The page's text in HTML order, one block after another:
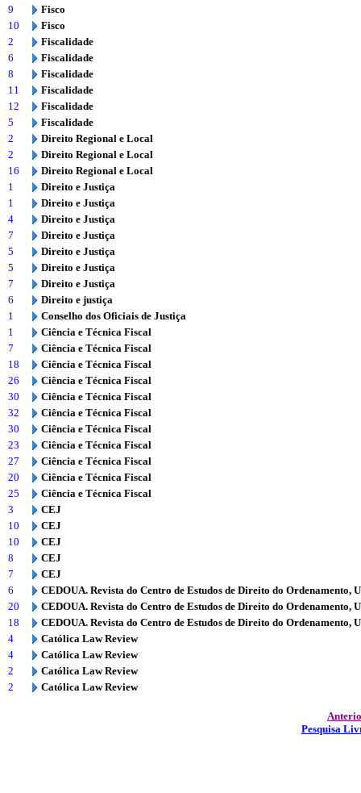
9
Fisco
10
Fisco
2
Fiscalidade
6
Fiscalidade
8
Fiscalidade
11
Fiscalidade
12
Fiscalidade
5
Fiscalidade
2
Direito Regional e Local
2
Direito Regional e Local
16
Direito Regional e Local
1
Direito e Justiça
1
Direito e Justiça
4
Direito e Justiça
7
Direito e Justiça
5
Direito e Justiça
5
Direito e Justiça
7
Direito e Justiça
6
Direito e justiça
1
Conselho dos Oficiais de Justiça
1
Ciência e Técnica Fiscal
7
Ciência e Técnica Fiscal
18
Ciência e Técnica Fiscal
26
Ciência e Técnica Fiscal
30
Ciência e Técnica Fiscal
32
Ciência e Técnica Fiscal
30
Ciência e Técnica Fiscal
23
Ciência e Técnica Fiscal
27
Ciência e Técnica Fiscal
20
Ciência e Técnica Fiscal
25
Ciência e Técnica Fiscal
3
CEJ
10
CEJ
10
CEJ
8
CEJ
7
CEJ
6
CEDOUA. Revista do Centro de Estudos de Direito do Ordenamento,
20
CEDOUA. Revista do Centro de Estudos de Direito do Ordenamento,
18
CEDOUA. Revista do Centro de Estudos de Direito do Ordenamento,
4
Católica Law Review
4
Católica Law Review
2
Católica Law Review
2
Católica Law Review
Pesquisa